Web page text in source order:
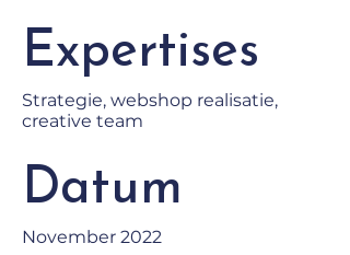
Expertises
Strategie, webshop realisatie,
creative team
Datum
November 2022